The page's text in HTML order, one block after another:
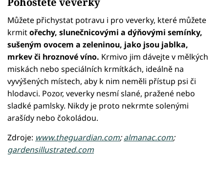
Můžete přichystat potravu i pro veverky, které můžete
krmitořechy, slunečnicovými a dýňovými semínky,
sušeným ovocem a zeleninou, jako jsou jablka,
mrkev či hroznové víno. Krmivo jim dávejte v mělkých
miskách nebo speciálních krmítkách, ideálně na
vyvýšených místech, aby k nim neměli přístup psi či
hlodavci. Pozor, veverky nesmí slané, pražené nebo
sladké pamlsky. Nikdy je proto nekrmte solenými
arašídy nebo čokoládou.
Zdroje: www.theguardian.com;almanac.com;
gardensillustrated.com